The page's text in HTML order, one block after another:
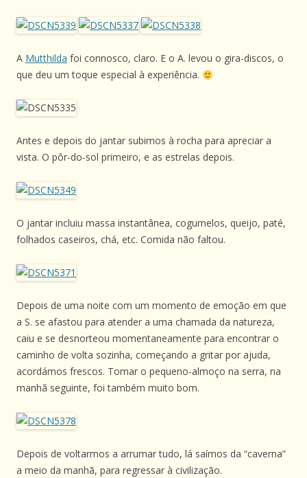
A Mutthilda foi connosco, claro. E o A. levou o gira-discos, o
que deu um toque especial à experiência.
Antes e depois do jantar subimos à rocha para apreciar a
vista. O pôr-do-sol primeiro, e as estrelas depois.
O jantar incluiu massa instantânea, cogumelos, queijo, paté,
folhados caseiros, chá, etc. Comida não faltou.
Depois de uma noite com um momento de emoção em que
a S. se afastou para atender a uma chamada da natureza,
caiu e se desnorteou momentaneamente para encontrar o
caminho de volta sozinha, começando a gritar por ajuda,
acordámos frescos. Tomar o pequeno-almoço na serra, na
manhã seguinte, foi também muito bom.
Depois de voltarmos a arrumar tudo, lá saímos da “caverna”
a meio da manhã, para regressar à civilização.